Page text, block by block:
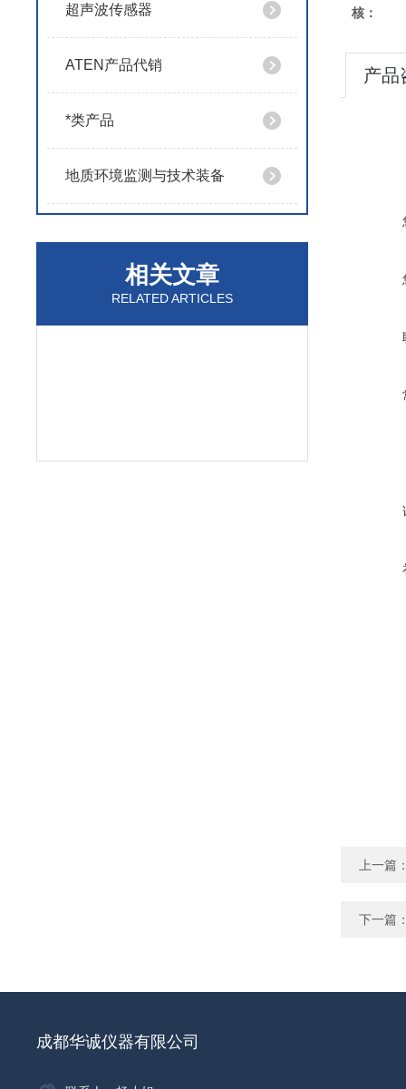
超声波传感器
ATEN产品代销
*类产品
地质环境监测与技术装备
相关文章
RELATED ARTICLES
核：
产品
上一篇
下一篇
成都华诚仪器有限公司